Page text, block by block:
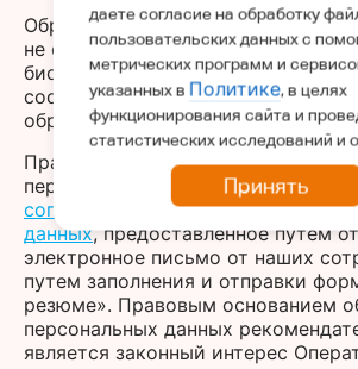
Обрабатываемые в рамках
не относятся к специальным
биометрическим персональным
соответствии со ст. 10–11 152-ФЗ и
обрабатываются
Правовым основанием для
персональных данных о кандидате
согласие кандидата на обработку
данных, предоставленное путем
электронное письмо от наших
путем заполнения и отправки
резюме». Правовым основанием
персональных данных
является законный интерес
даете согласие на обработку
пользовательских данных с
метрических программ и
указанных в Политике, в целях
функционирования сайта и
статистических исследований и
Принять